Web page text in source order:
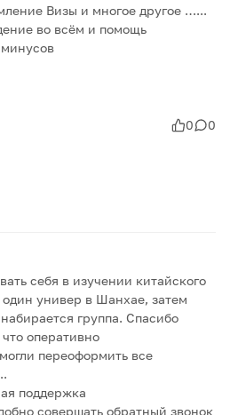
Визы и многое другое …...
во всём и помощь
0 0
себя в изучении китайского
универ в Шанхае, затем
группа. Спасибо
оперативно
переоформить все
поддержка
совершать обратный звонок